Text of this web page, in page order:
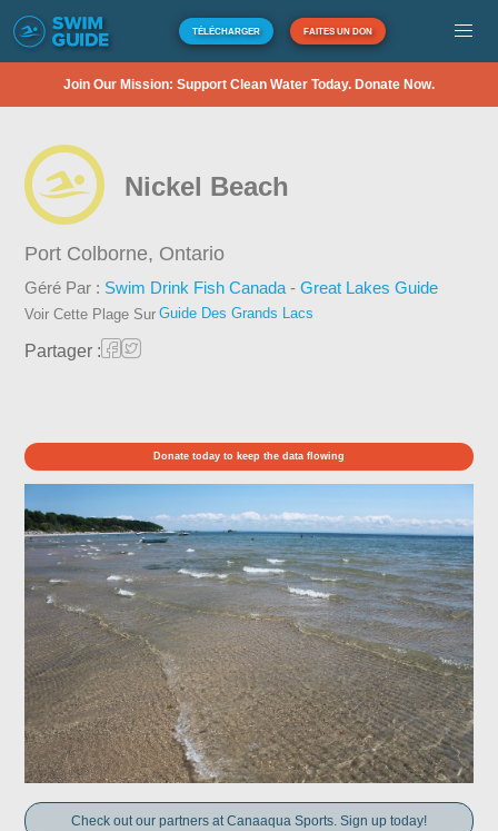
TÉLÉCHARGER FAITES UN DON
Join Our Mission: Support Clean Water Today. Donate Now.
Nickel Beach
Port Colborne, Ontario
Géré Par : Swim Drink Fish Canada - Great Lakes Guide
Voir Cette Plage Sur Guide Des Grands Lacs
Partager :
Donate today to keep the data flowing
Check out our partners at Canaaqua Sports. Sign up today!